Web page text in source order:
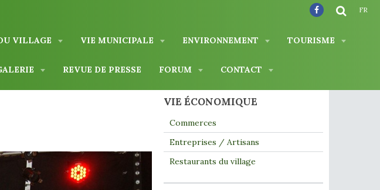
VILLAGE VIE MUNICIPALE ENVIRONNEMENT TOURISME
REVUE DE PRESSE FORUM CONTACT
FR
VIE ÉCONOMIQUE
Commerces
Entreprises / Artisans
Restaurants du village